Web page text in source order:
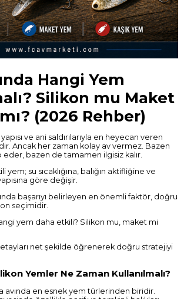
Hangi Yem
Silikon mu Maket
(2026 Rehber)
ve ani saldırılarıyla en heyecan veren
Ancak her zaman kolay av vermez. Bazen
bazen de tamamen ilgisiz kalır.
yem; su sıcaklığına, balığın aktifliğine ve
göre değişir.
başarıyı belirleyen en önemli faktör, doğru
seçimidir.
yem daha etkili? Silikon mu, maket mi
net şekilde öğrenerek doğru stratejiyi
Yemler Ne Zaman Kullanılmalı?
avında en esnek yem türlerinden biridir.